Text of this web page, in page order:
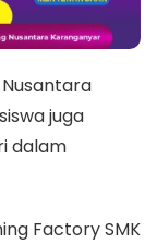
juga
dalam
Factory SMK